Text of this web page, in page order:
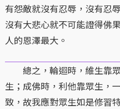
有怨敵就沒有忍辱，沒有忍
沒有大悲心就不可能證得佛
人的恩澤最大。
總之，輪迴時，維生靠眾
生；成佛時，利他靠眾生，
致，故我應對眾生如是修習